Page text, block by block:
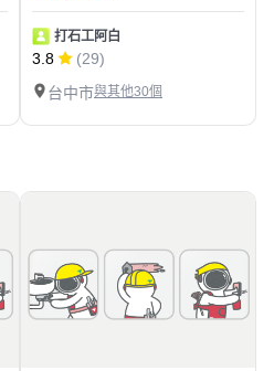
打石工阿白
3.8
(29)
台中市與其他30個